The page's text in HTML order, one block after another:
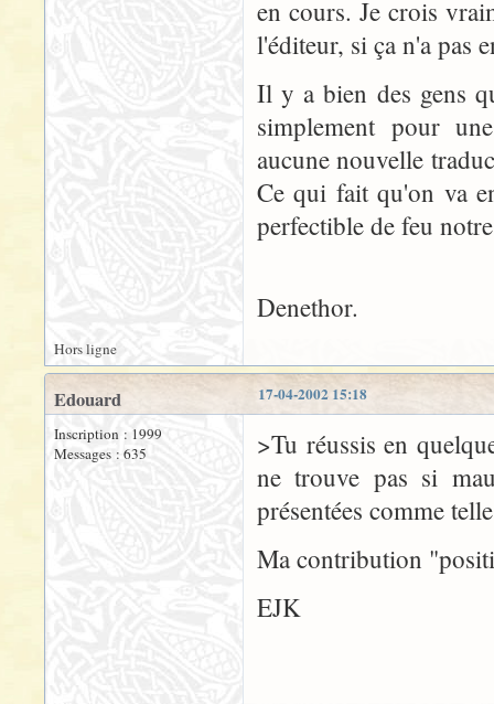
en cours. Je crois
l'éditeur, si ça n'a pas
Il y a bien des gens
simplement pour
aucune nouvelle
Ce qui fait qu'on va
perfectible de feu
Denethor.
Hors ligne
17-04-2002 15:18
Edouard
Inscription : 1999
Messages : 635
>Tu réussis en
ne trouve pas si
présentées comme
Ma contribution
EJK